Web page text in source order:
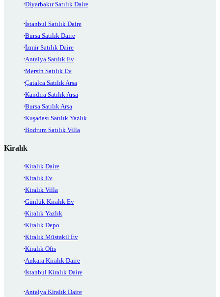
Diyarbakır Satılık Daire
İstanbul Satılık Daire
Bursa Satılık Daire
İzmir Satılık Daire
Antalya Satılık Ev
Mersin Satılık Ev
Çatalca Satılık Arsa
Kandıra Satılık Arsa
Bursa Satılık Arsa
Kuşadası Satılık Yazlık
Bodrum Satılık Villa
Kiralık
Kiralık Daire
Kiralık Ev
Kiralık Villa
Günlük Kiralık Ev
Kiralık Yazlık
Kiralık Depo
Kiralık Müstakil Ev
Kiralık Ofis
Ankara Kiralık Daire
İstanbul Kiralık Daire
Antalya Kiralık Daire